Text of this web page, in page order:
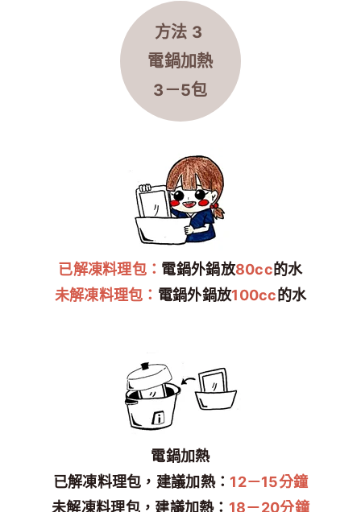
方法 3
電鍋加熱
3－5包
已解凍料理包： 電鍋外鍋放80cc的水
未解凍料理包： 電鍋外鍋放100cc的水
電鍋加熱
已解凍料理包，建議加熱： 12－15分鐘
未解凍料理包，建議加熱： 18－20分鐘